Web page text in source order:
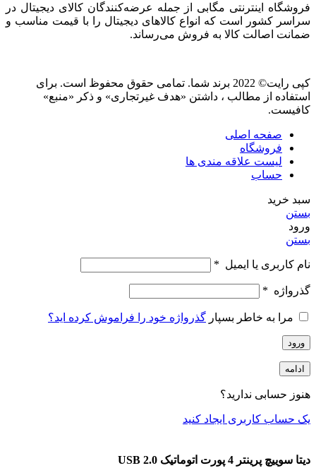
فروشگاه اینترنتی مگابی از جمله عرضه‌کنندگان کالای دیجیتال در
سراسر کشور است که انواع کالاهای دیجیتال را با قیمت مناسب و
ضمانت اصالت کالا به فروش می‌رساند.
کپی رایت© 2022 برند شما. تمامی حقوق محفوظ است. برای
استفاده از مطالب ، داشتن «هدف غیرتجاری» و ذکر «منبع»
کافیست.
صفحه اصلی
فروشگاه
لیست علاقه مندی ها
حساب
سبد خرید
بستن
ورود
بستن
نام کاربری یا ایمیل *
گذرواژه *
مرا به خاطر بسپار گذرواژه خود را فراموش کرده اید؟
ورود
ادامه
هنوز حسابی ندارید؟
یک حساب کاربری ایجاد کنید
دیتا سوییچ پرینتر 4 پورت اتوماتیک USB 2.0